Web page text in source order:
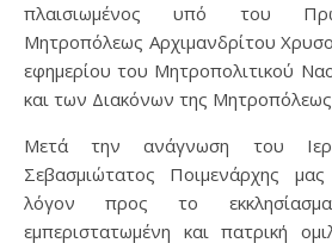
πλαισιωμένος υπό του
Μητροπόλεως Αρχιμανδρίτου
εφημερίου του Μητροπολιτικού
και των Διακόνων της
Μετά την ανάγνωση του
Σεβασμιώτατος Ποιμενάρχης
λόγον προς το
εμπεριστατωμένη και πατρική